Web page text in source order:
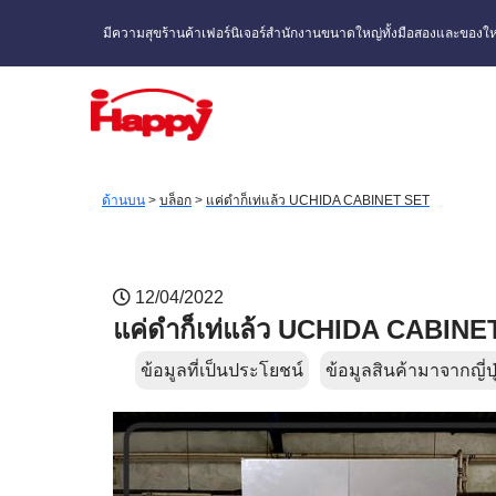
มีความสุขร้านค้าเฟอร์นิเจอร์สำนักงานขนาดใหญ่ทั้งมือสองและของใ
ด้านบน > บล็อก > แค่ดำก็เท่แล้ว UCHIDA CABINET SET
12/04/2022
แค่ดำก็เท่แล้ว UCHIDA
ข้อมูลที่เป็นประโยชน์ ข้อมูลสินค้ามาจากญี่